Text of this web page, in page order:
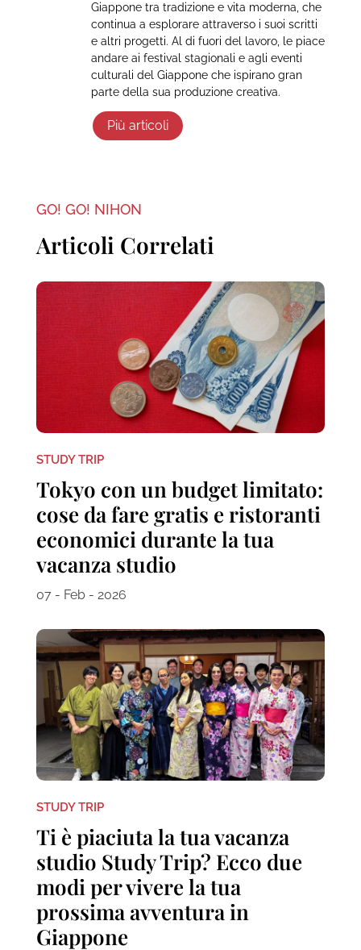
Giappone tra tradizione e vita moderna, che
continua a esplorare attraverso i suoi scritti
e altri progetti. Al di fuori del lavoro, le piace
andare ai festival stagionali e agli eventi
culturali del Giappone che ispirano gran
parte della sua produzione creativa.
Più articoli
GO! GO! NIHON
Articoli Correlati
STUDY TRIP
Tokyo con un budget limitato:
cose da fare gratis e ristoranti
economici durante la tua
vacanza studio
07 - Feb - 2026
STUDY TRIP
Ti è piaciuta la tua vacanza
studio Study Trip? Ecco due
modi per vivere la tua
prossima avventura in
Giappone